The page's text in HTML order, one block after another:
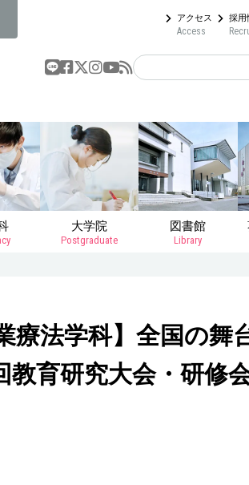
アクセス
Access
採用
大学院
Postgraduate
図書館
Library
療法学科】全国の舞
育研究大会・研修